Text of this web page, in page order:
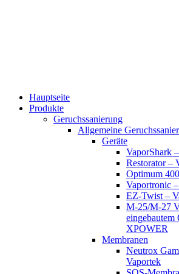
Hauptseite
Produkte
Geruchssanierung
Allgemeine
Geräte
VaporShark
Restorator –
Optimum
Vaportronic
EZ-Twist –
M-25/M-27
eingebautem
XPOWER
Membranen
Neutrox
Vaportek